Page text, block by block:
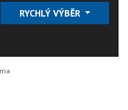
RYCHLÝ VÝBĚR